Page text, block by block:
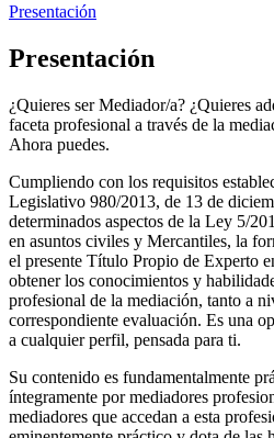
Presentación
Presentación
¿Quieres ser Mediador/a? ¿Quieres
faceta profesional a través de la
Ahora puedes.
Cumpliendo con los requisitos
Legislativo 980/2013, de 13 de
determinados aspectos de la Ley 5/
en asuntos civiles y Mercantiles, la
el presente Título Propio de Experto
obtener los conocimientos y
profesional de la mediación, tanto a
correspondiente evaluación. Es una
a cualquier perfil, pensada para ti.
Su contenido es fundamentalmente
íntegramente por mediadores
mediadores que accedan a esta